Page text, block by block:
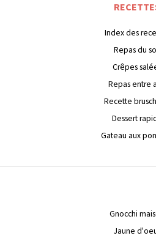
Index des
Repas du
Crêpes
Repas entre
Recette
Dessert
Gateau aux
Gnocchi
Jaune